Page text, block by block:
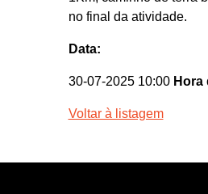
no final da atividade.
Data:
30-07-2025 10:00 Hora
Voltar à listagem